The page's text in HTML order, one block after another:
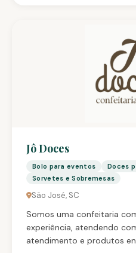
Jô Doces
Bolo para eventos
Doces
Sorvetes e Sobremesas
São José, SC
Somos uma confeitaria
experiência, atendendo
atendimento e produtos